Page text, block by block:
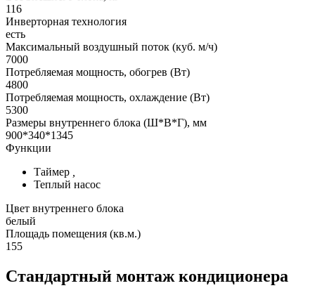
116
Инверторная технология
есть
Максимальный воздушный поток (куб. м/ч)
7000
Потребляемая мощность, обогрев (Вт)
4800
Потребляемая мощность, охлаждение (Вт)
5300
Размеры внутреннего блока (Ш*В*Г), мм
900*340*1345
Функции
Таймер
Теплый насос
Цвет внутреннего блока
белый
Площадь помещения (кв.м.)
155
Стандартный монтаж кондиционера